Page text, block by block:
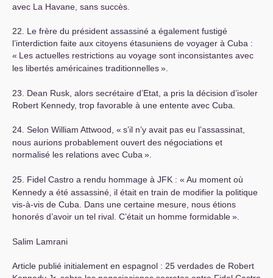
avec La Havane, sans succès.
22. Le frère du président assassiné a également fustigé
l’interdiction faite aux citoyens étasuniens de voyager à Cuba :
« Les actuelles restrictions au voyage sont inconsistantes avec
les libertés américaines traditionnelles».
23. Dean Rusk, alors secrétaire d’Etat, a pris la décision d’isoler
Robert Kennedy, trop favorable à une entente avec Cuba.
24. Selon William Attwood, « s’il n’y avait pas eu l’assassinat,
nous aurions probablement ouvert des négociations et
normalisé les relations avec Cuba ».
25. Fidel Castro a rendu hommage à JFK : « Au moment où
Kennedy a été assassiné, il était en train de modifier la politique
vis-à-vis de Cuba. Dans une certaine mesure, nous étions
honorés d’avoir un tel rival. C’était un homme formidable».
Salim Lamrani
Article publié initialement en espagnol : 25 verdades de Robert